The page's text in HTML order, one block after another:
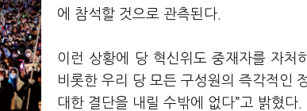
에 참석할 것으로 관측된다.
이런 상황에 당 혁신위도 중재자를 자처
비롯한 우리 당 모든 구성원의 즉각적인
대한 결단을 내릴 수밖에 없다”고 밝혔다.